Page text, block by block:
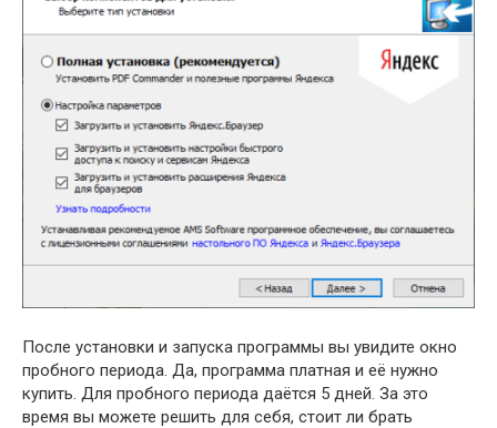
После установки и запуска программы вы увидите окно
пробного периода. Да, программа платная и её нужно
купить. Для пробного периода даётся 5 дней. За это
время вы можете решить для себя, стоит ли брать